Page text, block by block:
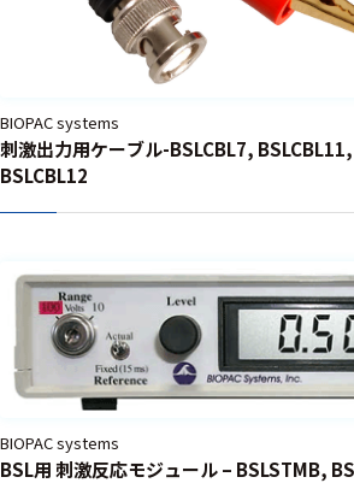
BIOPAC systems
刺激出力用ケーブル-BSLCBL7, BSLCBL11,
BSLCBL12
BIOPAC systems
BSL用 刺激反応モジュール – BSLSTMB,